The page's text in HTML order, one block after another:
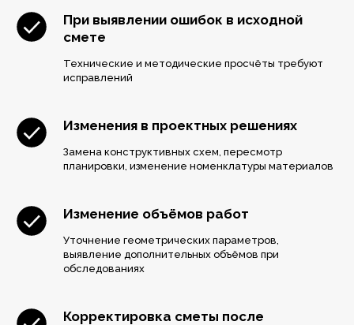
При выявлении ошибок в исходной
смете
Технические и методические просчёты требуют
исправлений
Изменения в проектных решениях
Замена конструктивных схем, пересмотр
планировки, изменение номенклатуры материалов
Изменение объёмов работ
Уточнение геометрических параметров,
выявление дополнительных объёмов при
обследованиях
Корректировка сметы после